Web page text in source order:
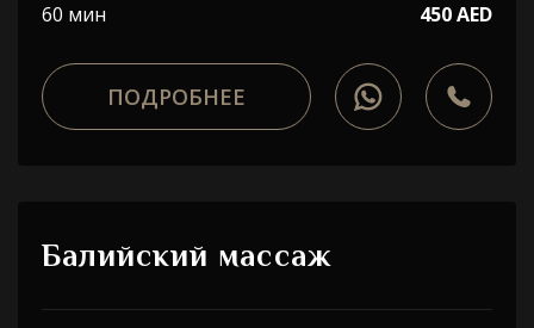
60 мин 450 AED
ПОДРОБНЕЕ
Балийский массаж